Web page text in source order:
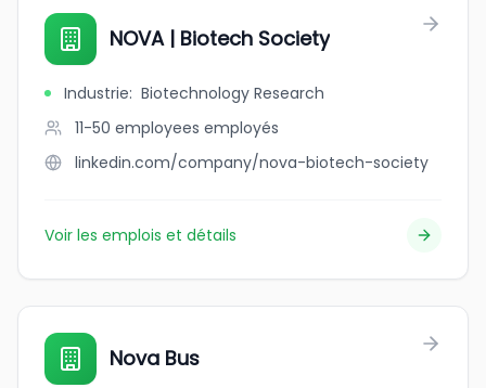
NOVA | Biotech Society
Industrie: Biotechnology Research
11-50 employees employés
linkedin.com/company/nova-biotech-society
Voir les emplois et détails
Nova Bus